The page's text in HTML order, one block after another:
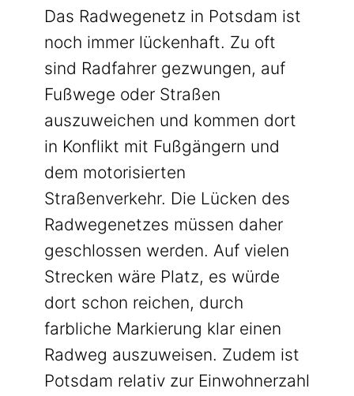
Das Radwegenetz in Potsdam ist
noch immer lückenhaft. Zu oft
sind Radfahrer gezwungen, auf
Fußwege oder Straßen
auszuweichen und kommen dort
in Konflikt mit Fußgängern und
dem motorisierten
Straßenverkehr. Die Lücken des
Radwegenetzes müssen daher
geschlossen werden. Auf vielen
Strecken wäre Platz, es würde
dort schon reichen, durch
farbliche Markierung klar einen
Radweg auszuweisen. Zudem ist
Potsdam relativ zur Einwohnerzahl